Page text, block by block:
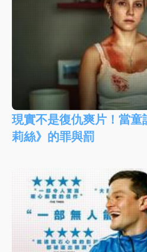
現實不是復仇爽片！當
莉絲》的罪與罰